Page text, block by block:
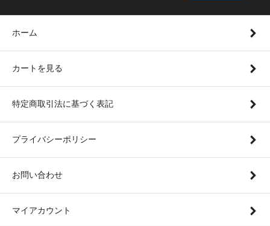
ホーム
カートを見る
特定商取引法に基づく表記
プライバシーポリシー
お問い合わせ
マイアカウント